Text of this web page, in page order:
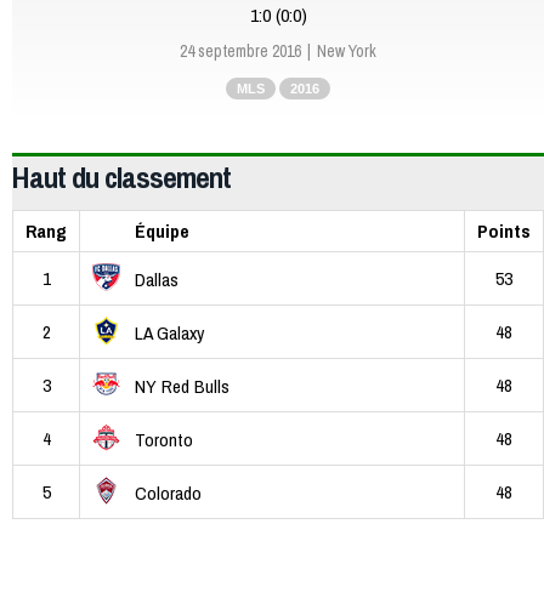
1:0 (0:0)
24 septembre 2016 New York
MLS 2016
Haut du classement
Rang Équipe
Points
1
Dallas 53
2 LA Galaxy 48
3 NY Red Bulls 48
4 Toronto 48
5 Colorado 48